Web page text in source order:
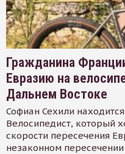
Гражданина
Евразию на
Дальнем Востоке
Софиан Сехили
Велосипедист, который
скорости пересечения
незаконном